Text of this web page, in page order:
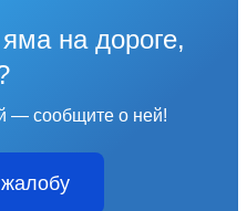
на дороге,
— сообщите о ней!